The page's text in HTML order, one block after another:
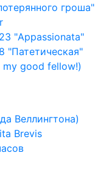
гроша"
"Appassionata"
"Патетическая"
my good fellow!)
Веллингтона)
Brevis